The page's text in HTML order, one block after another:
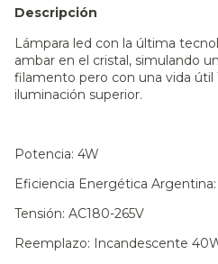
Descripción
Lámpara led con la última
ambar en el cristal, simulando
filamento pero con una vida útil
iluminación superior.
Potencia: 4W
Eficiencia Energética Argentina:
Tensión: AC180-265V
Reemplazo: Incandescente